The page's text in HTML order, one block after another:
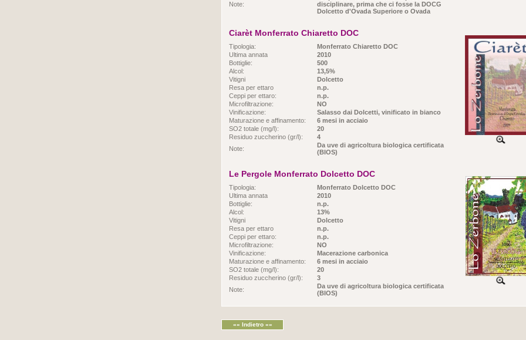
Note:
disciplinare, prima che ci fosse la DOCG
Dolcetto d'Ovada Superiore o Ovada
Ciarèt Monferrato Chiaretto DOC
Tipologia:
Monferrato Chiaretto DOC
Ultima annata
2010
Bottiglie:
500
Alcol:
13,5%
Vitigni
Dolcetto
Resa per ettaro
n.p.
Ceppi per ettaro:
n.p.
Microfiltrazione:
NO
Vinificazione:
Salasso dai Dolcetti, vinificato in bianco
Maturazione e affinamento:
6 mesi in acciaio
SO2 totale (mg/l):
20
Residuo zuccherino (gr/l):
4
Note:
Da uve di agricoltura biologica certificata
(BIOS)
Le Pergole Monferrato Dolcetto DOC
Tipologia:
Monferrato Dolcetto DOC
Ultima annata
2010
Bottiglie:
n.p.
Alcol:
13%
Vitigni
Dolcetto
Resa per ettaro
n.p.
Ceppi per ettaro:
n.p.
Microfiltrazione:
NO
Vinificazione:
Macerazione carbonica
Maturazione e affinamento:
6 mesi in acciaio
SO2 totale (mg/l):
20
Residuo zuccherino (gr/l):
3
Note:
Da uve di agricoltura biologica certificata
(BIOS)
«« Indietro ««